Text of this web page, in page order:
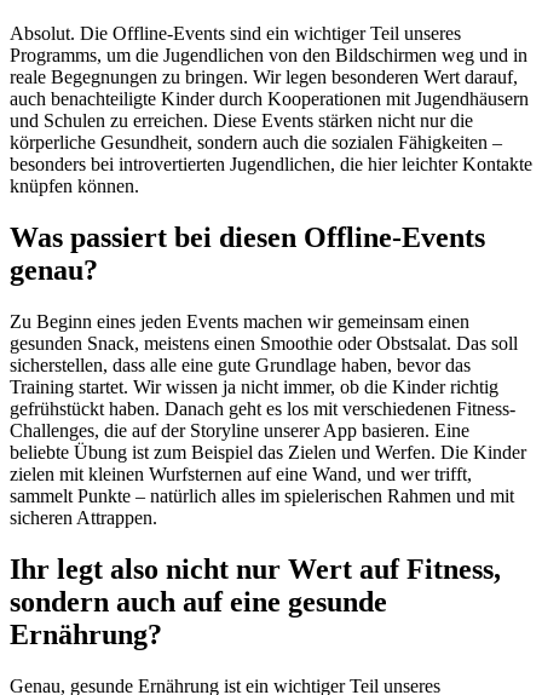
Absolut. Die Offline-Events sind ein wichtiger Teil unseres
Programms, um die Jugendlichen von den Bildschirmen weg und in
reale Begegnungen zu bringen. Wir legen besonderen Wert darauf,
auch benachteiligte Kinder durch Kooperationen mit Jugendhäusern
und Schulen zu erreichen. Diese Events stärken nicht nur die
körperliche Gesundheit, sondern auch die sozialen Fähigkeiten –
besonders bei introvertierten Jugendlichen, die hier leichter Kontakte
knüpfen können.
Was passiert bei diesen Offline-Events
genau?
Zu Beginn eines jeden Events machen wir gemeinsam einen
gesunden Snack, meistens einen Smoothie oder Obstsalat. Das soll
sicherstellen, dass alle eine gute Grundlage haben, bevor das
Training startet. Wir wissen ja nicht immer, ob die Kinder richtig
gefrühstückt haben. Danach geht es los mit verschiedenen Fitness-
Challenges, die auf der Storyline unserer App basieren. Eine
beliebte Übung ist zum Beispiel das Zielen und Werfen. Die Kinder
zielen mit kleinen Wurfsternen auf eine Wand, und wer trifft,
sammelt Punkte – natürlich alles im spielerischen Rahmen und mit
sicheren Attrappen.
Ihr legt also nicht nur Wert auf Fitness,
sondern auch auf eine gesunde
Ernährung?
Genau, gesunde Ernährung ist ein wichtiger Teil unseres